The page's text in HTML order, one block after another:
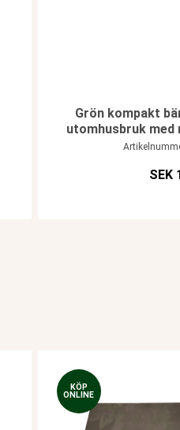
Grön kompakt
utomhusbruk
SEK
KÖP
ONLINE